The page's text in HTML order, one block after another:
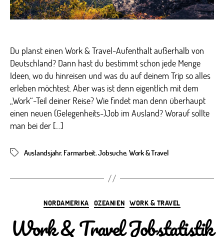
Du planst einen Work & Travel-Aufenthalt außerhalb von
Deutschland? Dann hast du bestimmt schon jede Menge
Ideen, wo du hinreisen und was du auf deinem Trip so alles
erleben möchtest. Aber was ist denn eigentlich mit dem
„Work“-Teil deiner Reise? Wie findet man denn überhaupt
einen neuen (Gelegenheits-)Job im Ausland? Worauf sollte
man bei der […]
Schlagwörter
Auslandsjahr, Farmarbeit,Jobsuche, Work & Travel
Kategorien
NORDAMERIKA OZEANIEN WORK & TRAVEL
Work & Travel Jobstatistik